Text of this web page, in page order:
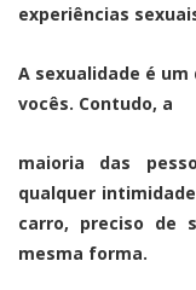
experiências
A sexualidade é
vocês. Contudo, a
maioria das
qualquer
carro, preciso de
mesma forma.